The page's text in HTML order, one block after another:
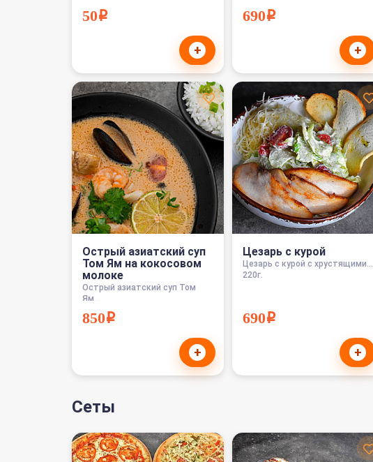
50i
+
690i
+
Острый азиатский суп
Том Ям на кокосовом
молоке
Острый азиатский суп Том
Ям...
380мл.
850i
+
Цезарь с курой
Цезарь с курой с хрустящими...
220г.
690i
+
Сеты